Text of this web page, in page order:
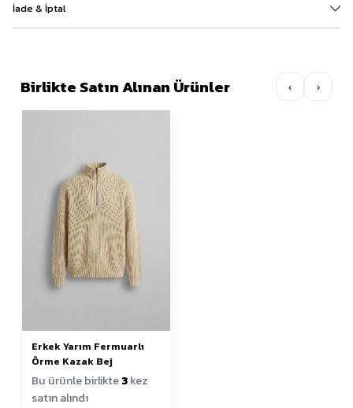
İade & İptal
Birlikte Satın Alınan Ürünler ‹ ›
Erkek Yarım Fermuarlı
Örme Kazak Bej
Bu ürünle birlikte3kez
satın alındı